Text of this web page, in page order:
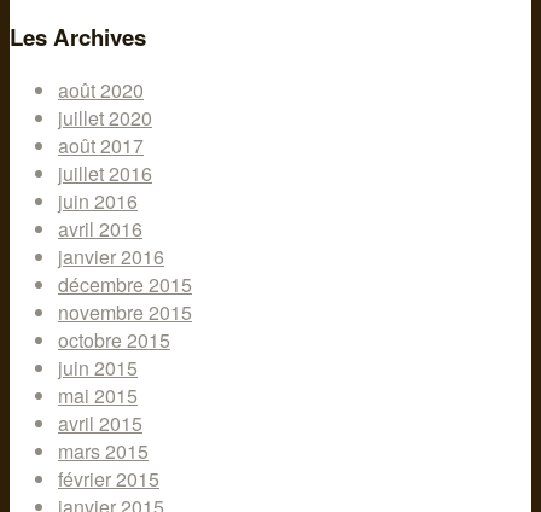
Les Archives
août 2020
juillet 2020
août 2017
juillet 2016
juin 2016
avril 2016
janvier 2016
décembre 2015
novembre 2015
octobre 2015
juin 2015
mai 2015
avril 2015
mars 2015
février 2015